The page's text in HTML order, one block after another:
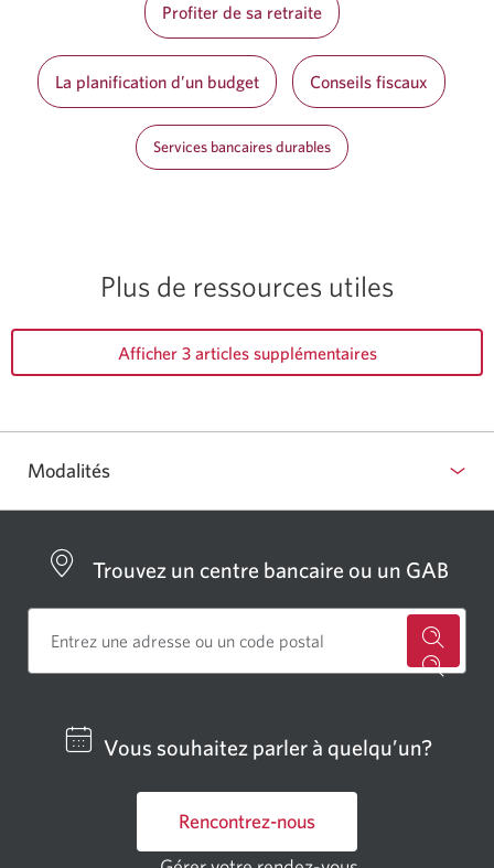
Profiter de sa retraite
La planification d’un budget Conseils fiscaux
Services bancaires durables
Plus de ressources utiles
Afficher 3 articles supplémentaires
Modalités
Trouvez un centre bancaire ou un GAB
centre
Vous souhaitez parler à quelqu’un?
Rencontrez-nous